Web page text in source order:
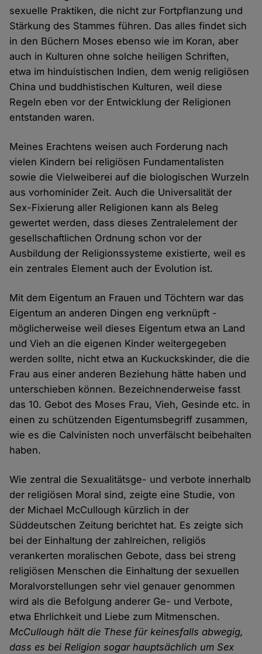
sexuelle Praktiken, die nicht zur Fortpflanzung und
Stärkung des Stammes führen. Das alles findet sich
in den Büchern Moses ebenso wie im Koran, aber
auch in Kulturen ohne solche heiligen Schriften,
etwa im hinduistischen Indien, dem wenig religiösen
China und buddhistischen Kulturen, weil diese
Regeln eben vor der Entwicklung der Religionen
entstanden waren.
Meines Erachtens weisen auch Forderung nach
vielen Kindern bei religiösen Fundamentalisten
sowie die Vielweiberei auf die biologischen Wurzeln
aus vorhominider Zeit. Auch die Universalität der
Sex-Fixierung aller Religionen kann als Beleg
gewertet werden, dass dieses Zentralelement der
gesellschaftlichen Ordnung schon vor der
Ausbildung der Religionssysteme existierte, weil es
ein zentrales Element auch der Evolution ist.
Mit dem Eigentum an Frauen und Töchtern war das
Eigentum an anderen Dingen eng verknüpft -
möglicherweise weil dieses Eigentum etwa an Land
und Vieh an die eigenen Kinder weitergegeben
werden sollte, nicht etwa an Kuckuckskinder, die die
Frau aus einer anderen Beziehung hätte haben und
unterschieben können. Bezeichnenderweise fasst
das 10. Gebot des Moses Frau, Vieh, Gesinde etc. in
einen zu schützenden Eigentumsbegriff zusammen,
wie es die Calvinisten noch unverfälscht beibehalten
haben.
Wie zentral die Sexualitätsge- und verbote innerhalb
der religiösen Moral sind, zeigte eine Studie, von
der Michael McCullough kürzlich in der
Süddeutschen Zeitung berichtet hat. Es zeigte sich
bei der Einhaltung der zahlreichen, religiös
verankerten moralischen Gebote, dass bei streng
religiösen Menschen die Einhaltung der sexuellen
Moralvorstellungen sehr viel genauer genommen
wird als die Befolgung anderer Ge- und Verbote,
etwa Ehrlichkeit und Liebe zum Mitmenschen.
McCullough hält die These für keinesfalls abwegig,
dass es bei Religion sogar hauptsächlich um Sex